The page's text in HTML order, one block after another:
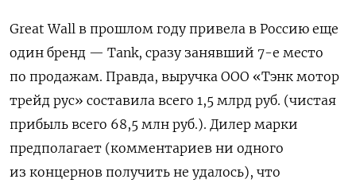
Great Wall в прошлом году привела в Россию еще
один бренд — Tank, сразу занявший 7-е место
по продажам. Правда, выручка ООО «Тэнк мотор
трейд рус» составила всего 1,5 млрд руб. (чистая
прибыль всего 68,5 млн руб.). Дилер марки
предполагает (комментариев ни одного
из концернов получить не удалось), что